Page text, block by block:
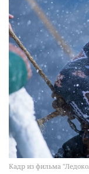
Кадр из фильма